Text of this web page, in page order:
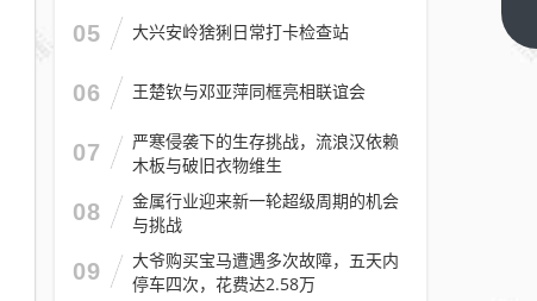
05 大兴安岭猞猁日常打卡检查站
06 王楚钦与邓亚萍同框亮相联谊会
07
严寒侵袭下的生存挑战，流浪汉依赖
木板与破旧衣物维生
08
金属行业迎来新一轮超级周期的机会
与挑战
09
大爷购买宝马遭遇多次故障，五天内
停车四次，花费达2.58万